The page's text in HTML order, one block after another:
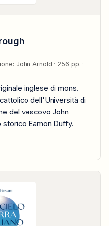
John Arnold · 256 pp. ·
inglese di mons.
dell'Università di
del vescovo John
Eamon Duffy.